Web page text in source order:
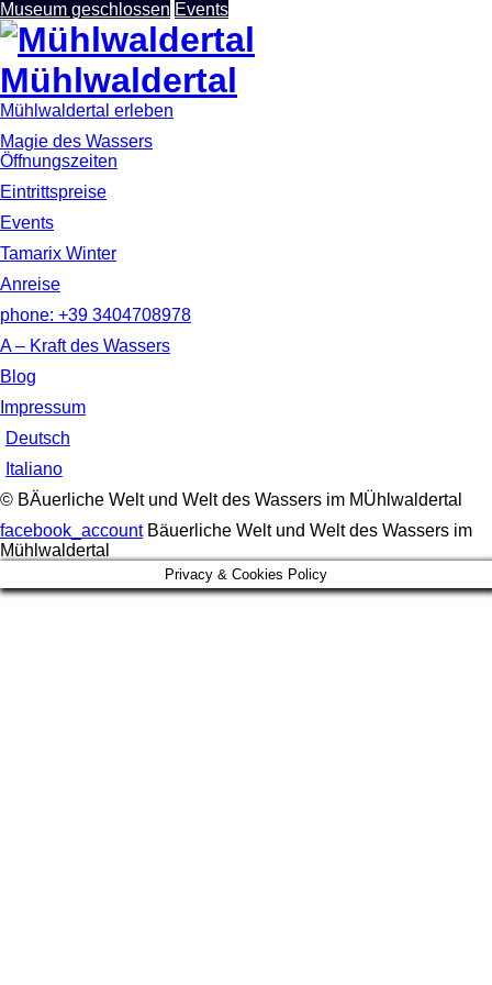
Museum geschlossen Events
Mühlwaldertal
Mühlwaldertal erleben
Magie des Wassers
Öffnungszeiten
Eintrittspreise
Events
Tamarix Winter
Anreise
phone: +39 3404708978
A – Kraft des Wassers
Blog
Impressum
Deutsch
Italiano
© BÄuerliche Welt und Welt des Wassers im MÜhlwaldertal
facebook_account Bäuerliche Welt und Welt des Wassers im
Mühlwaldertal
Privacy & Cookies Policy